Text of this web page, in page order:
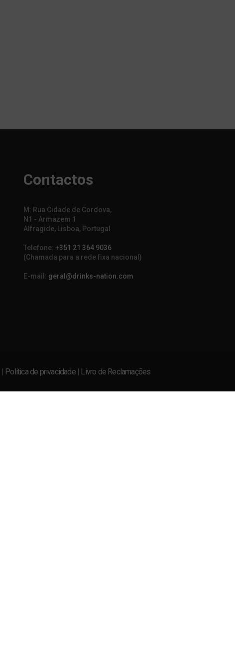
Contactos
M: Rua Cidade de Cordova,
N1 - Armazem 1
Alfragide, Lisboa, Portugal
Telefone: +351 21 364 9036
(Chamada para a rede fixa nacional)
E-mail: geral@drinks-nation.com
| Política de privacidade| Livro de Reclamações